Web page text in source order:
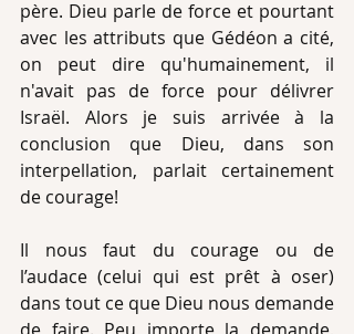
père. Dieu parle de force et pourtant
avec les attributs que Gédéon a cité,
on peut dire qu'humainement, il
n'avait pas de force pour délivrer
Israël. Alors je suis arrivée à la
conclusion que Dieu, dans son
interpellation, parlait certainement
de courage!
Il nous faut du courage ou de
l’audace (celui qui est prêt à oser)
dans tout ce que Dieu nous demande